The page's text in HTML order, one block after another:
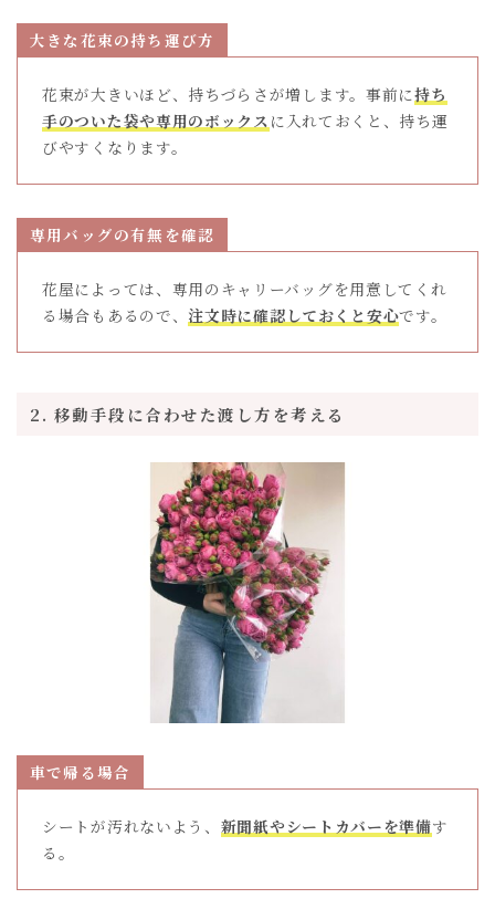
大きな花束の持ち運び方
花束が大きいほど、持ちづらさが増します。事前に持ち
手のついた袋や専用のボックス に入れておくと、持ち運
びやすくなります。
専用バッグの有無を確認
花屋によっては、専用のキャリーバッグを用意してくれ
る場合もあるので、 注文時に確認しておくと安心です。
2. 移動手段に合わせた渡し方を考える
車で帰る場合
シートが汚れないよう、 新聞紙やシートカバーを準備す
る。